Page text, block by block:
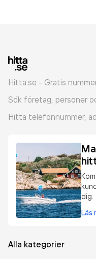
Hitta.se - Gratis
Sök företag, personer
Hitta telefonnummer,
dig.
Läs
Alla kategorier